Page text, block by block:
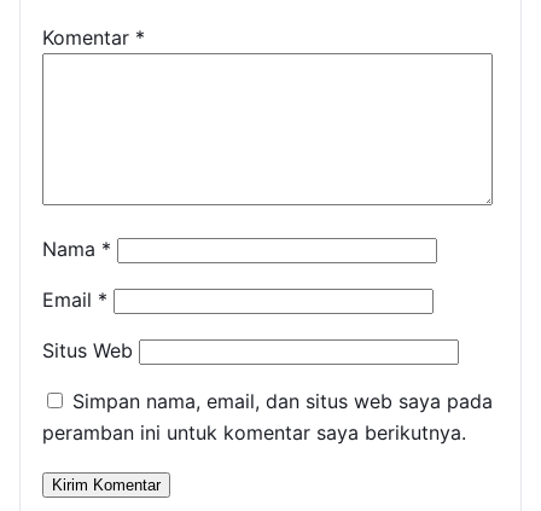
Komentar *
Nama *
Email *
Situs Web
Simpan nama, email, dan situs web saya pada
peramban ini untuk komentar saya berikutnya.